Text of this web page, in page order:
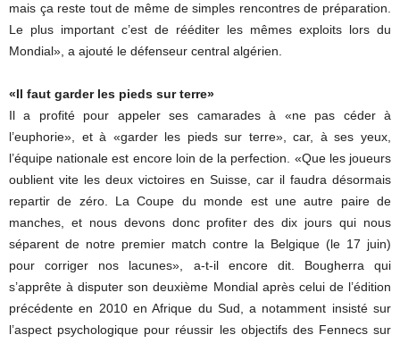
mais ça reste tout de même de simples rencontres de préparation.
Le plus important c’est de rééditer les mêmes exploits lors du
Mondial», a ajouté le défenseur central algérien.
«Il faut garder les pieds sur terre»
Il a profité pour appeler ses camarades à «ne pas céder à
l’euphorie», et à «garder les pieds sur terre», car, à ses yeux,
l’équipe nationale est encore loin de la perfection. «Que les joueurs
oublient vite les deux victoires en Suisse, car il faudra désormais
repartir de zéro. La Coupe du monde est une autre paire de
manches, et nous devons donc profiter des dix jours qui nous
séparent de notre premier match contre la Belgique (le 17 juin)
pour corriger nos lacunes», a-t-il encore dit. Bougherra qui
s’apprête à disputer son deuxième Mondial après celui de l’édition
précédente en 2010 en Afrique du Sud, a notamment insisté sur
l’aspect psychologique pour réussir les objectifs des Fennecs sur